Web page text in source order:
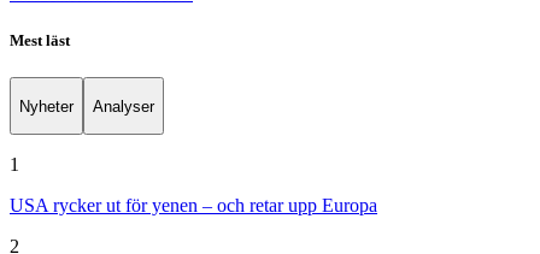
Mest läst
Nyheter Analyser
1
USA rycker ut för yenen – och retar upp Europa
2